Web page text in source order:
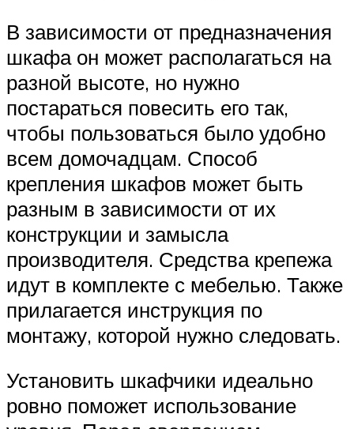
В зависимости от предназначения
шкафа он может располагаться на
разной высоте, но нужно
постараться повесить его так,
чтобы пользоваться было удобно
всем домочадцам. Способ
крепления шкафов может быть
разным в зависимости от их
конструкции и замысла
производителя. Средства крепежа
идут в комплекте с мебелью. Также
прилагается инструкция по
монтажу, которой нужно следовать.
Установить шкафчики идеально
ровно поможет использование